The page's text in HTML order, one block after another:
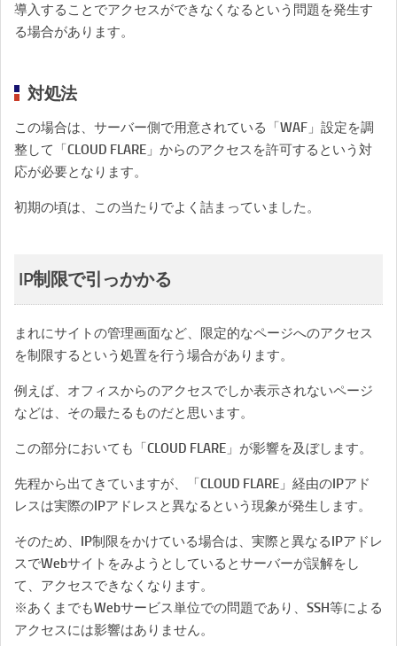
導入することでアクセスができなくなるという問題を発生す
る場合があります。
対処法
この場合は、サーバー側で用意されている「WAF」設定を調
整して「CLOUD FLARE」からのアクセスを許可するという対
応が必要となります。
初期の頃は、この当たりでよく詰まっていました。
IP制限で引っかかる
まれにサイトの管理画面など、限定的なページへのアクセス
を制限するという処置を行う場合があります。
例えば、オフィスからのアクセスでしか表示されないページ
などは、その最たるものだと思います。
この部分においても「CLOUD FLARE」が影響を及ぼします。
先程から出てきていますが、「CLOUD FLARE」経由のIPアド
レスは実際のIPアドレスと異なるという現象が発生します。
そのため、IP制限をかけている場合は、実際と異なるIPアドレ
スでWebサイトをみようとしているとサーバーが誤解をし
て、アクセスできなくなります。
※あくまでもWebサービス単位での問題であり、SSH等による
アクセスには影響はありません。